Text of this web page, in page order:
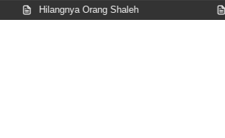
Hilangnya Orang Shaleh